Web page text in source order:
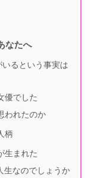
なたへ
るという事実は
優でした
われたのか
柄
生まれた
生なのでしょうか